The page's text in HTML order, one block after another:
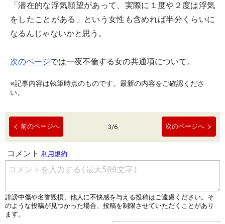
「潜在的な浮気願望があって、実際に１度や２度は浮気
をしたことがある」という女性も含めれば半分くらいに
なるんじゃないかと思う。
次のページでは一夜不倫する女の共通項について。
※記事内容は執筆時点のものです。最新の内容をご確認くださ
い。
前のページへ 3/6 次のページへ